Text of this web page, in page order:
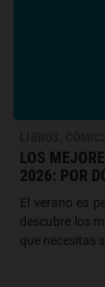
LOS
2026: POR
El verano es
descubre los
que necesitas